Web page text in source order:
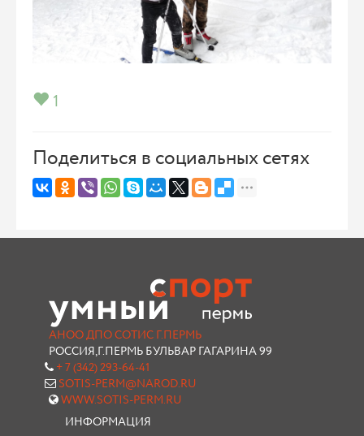
1
Поделиться в социальных сетях
АНОО ДПО СОТИС Г.ПЕРМЬ
РОССИЯ,Г.ПЕРМЬ БУЛЬВАР ГАГАРИНА 99
+ 7 (342) 293-64-41
SOTIS-PERM@NAROD.RU
WWW.SOTIS-PERM.RU
ИНФОРМАЦИЯ